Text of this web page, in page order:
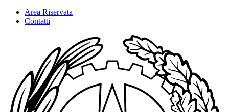
Area Riservata
Contatti